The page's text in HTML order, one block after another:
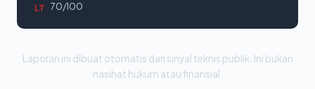
LT 70/100
Laporan ini dibuat otomatis dari sinyal teknis publik. Ini bukan
nasihat hukum atau finansial.